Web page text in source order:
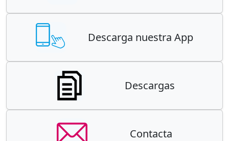
Descarga nuestra App
Descargas
Contacta